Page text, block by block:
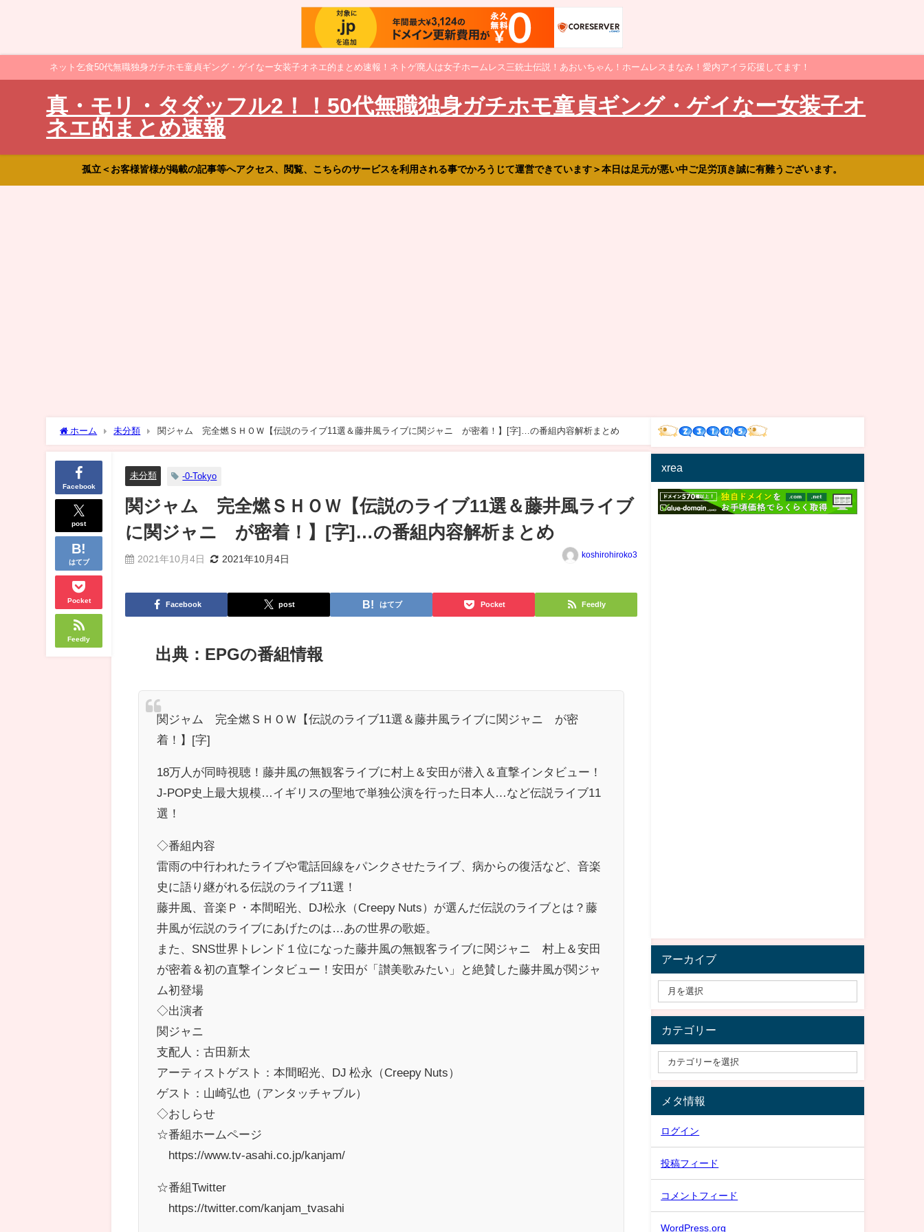
ネット乞食50代無職独身ガチホモ童貞ギング・ゲイなー女装子オネエ的まとめ速報！ネトゲ廃人は女子ホームレス三銃士伝説！あおいちゃん！ホームレスまなみ！愛内アイラ応援してます！
真・モリ・タダッフル2！！50代無職独身ガチホモ童貞ギング・ゲイなー女装子オ
ネエ的まとめ速報
孤立＜お客様皆様が掲載の記事等へアクセス、閲覧、こちらのサービスを利用される事でかろうじて運営できています＞本日は足元が悪い中ご足労頂き誠に有難うございます。
ホーム 未分類 関ジャム 完全燃ＳＨＯＷ【伝説のライブ11選＆藤井風ライブに関ジャニ∞が密着！】[字]…の番組内容解析まとめ
Facebook
post
はてブ
Pocket
Feedly
未分類 -0-Tokyo
関ジャム 完全燃ＳＨＯＷ【伝説のライブ11選＆藤井風ライブ
に関ジャニ∞が密着！】[字]…の番組内容解析まとめ
2021年10月4日 2021年10月4日 koshirohiroko3
Facebook post はてブ Pocket Feedly
出典：EPGの番組情報
関ジャム 完全燃ＳＨＯＷ【伝説のライブ11選＆藤井風ライブに関ジャニ∞が密
着！】[字]
18万人が同時視聴！藤井風の無観客ライブに村上＆安田が潜入＆直撃インタビュー！
J-POP史上最大規模…イギリスの聖地で単独公演を行った日本人…など伝説ライブ11
選！
◇番組内容
雷雨の中行われたライブや電話回線をパンクさせたライブ、病からの復活など、音楽
史に語り継がれる伝説のライブ11選！
藤井風、音楽Ｐ・本間昭光、DJ松永（Creepy Nuts）が選んだ伝説のライブとは？藤
井風が伝説のライブにあげたのは…あの世界の歌姫。
また、SNS世界トレンド１位になった藤井風の無観客ライブに関ジャニ∞村上＆安田
が密着＆初の直撃インタビュー！安田が「讃美歌みたい」と絶賛した藤井風が関ジャ
ム初登場
◇出演者
関ジャニ∞
支配人：古田新太
アーティストゲスト：本間昭光、DJ 松永（Creepy Nuts）
ゲスト：山崎弘也（アンタッチャブル）
◇おしらせ
☆番組ホームページ
https://www.tv-asahi.co.jp/kanjam/
☆番組Twitter
https://twitter.com/kanjam_tvasahi
xrea
アーカイブ
カテゴリー
メタ情報
ログイン
投稿フィード
コメントフィード
WordPress.org